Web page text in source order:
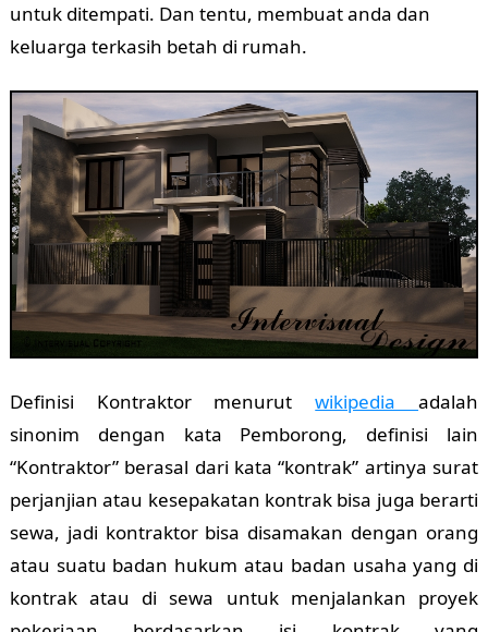
untuk ditempati. Dan tentu, membuat anda dan
keluarga terkasih betah di rumah.
Definisi Kontraktor menurutwikipediaadalah
sinonim dengan kata Pemborong, definisi lain
“Kontraktor” berasal dari kata “kontrak” artinya surat
perjanjian atau kesepakatan kontrak bisa juga berarti
sewa, jadi kontraktor bisa disamakan dengan orang
atau suatu badan hukum atau badan usaha yang di
kontrak atau di sewa untuk menjalankan proyek